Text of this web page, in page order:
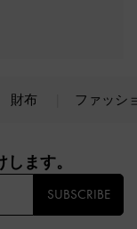
財布 ファッシ
ます。​
SUBSCRIBE